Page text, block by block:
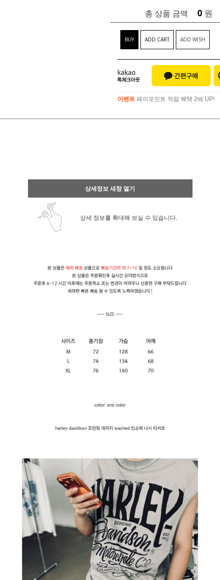
총 상품 금액 0 원
BUY ADD CART ADD WISH
이벤트 페이포인트 적립 혜택 2배 UP!
상세정보 새창 열기
상세 정보를 확대해 보실 수 있습니다.